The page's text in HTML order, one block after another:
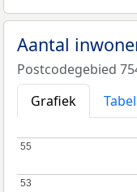
Aantal
Postcodegebied
Grafiek
Tabel
53
53
55
55